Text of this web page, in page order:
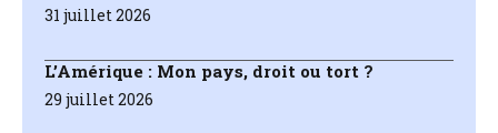
31 juillet 2026
L’Amérique : Mon pays, droit ou tort ?
29 juillet 2026